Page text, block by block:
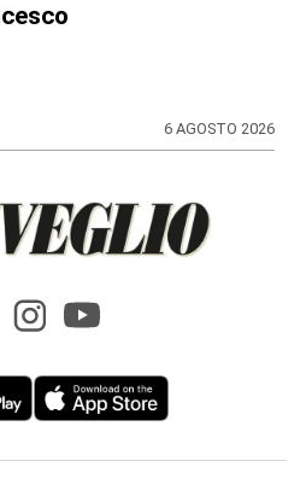
6 AGOSTO 2026